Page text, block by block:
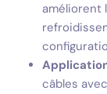
améliorent
câbles